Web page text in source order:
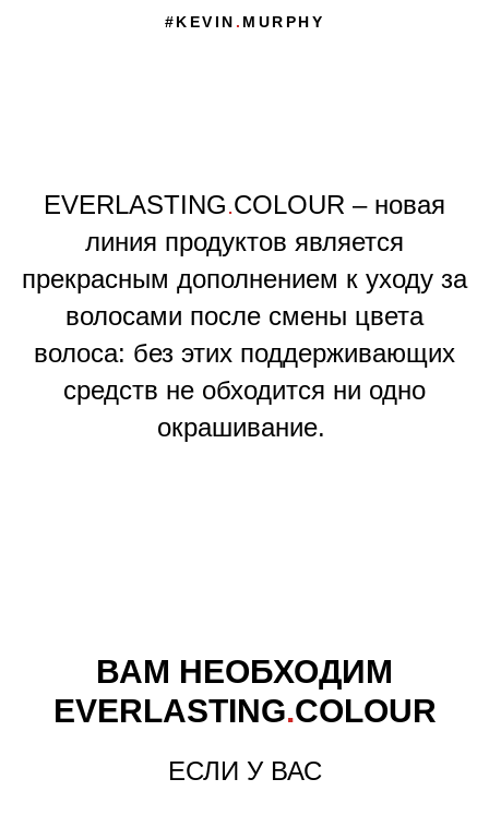
#KEVIN . MURPHY
EVERLASTING.COLOUR – новая
линия продуктов является
прекрасным дополнением к уходу за
волосами после смены цвета
волоса: без этих поддерживающих
средств не обходится ни одно
окрашивание.
ВАМ НЕОБХОДИМ
EVERLASTING.COLOUR
ЕСЛИ У ВАС